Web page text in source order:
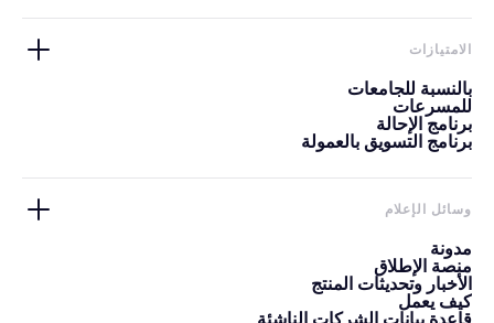
الامتيازات
بالنسبة للجامعات
للمسرعات
برنامج الإحالة
برنامج التسويق بالعمولة
وسائل الإعلام
مدونة
منصة الإطلاق
الأخبار وتحديثات المنتج
كيف يعمل